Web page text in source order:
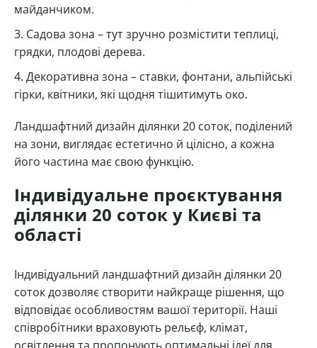
майданчиком.
Садова зона – тут зручно розмістити теплиці,
грядки, плодові дерева.
Декоративна зона – ставки, фонтани, альпійські
гірки, квітники, які щодня тішитимуть око.
Ландшафтний дизайн ділянки 20 соток, поділений
на зони, виглядає естетично й цілісно, а кожна
його частина має свою функцію.
Індивідуальне проєктування
ділянки 20 соток у Києві та
області
Індивідуальний ландшафтний дизайн ділянки 20
соток дозволяє створити найкраще рішення, що
відповідає особливостям вашої території. Наші
співробітники враховують рельєф, клімат,